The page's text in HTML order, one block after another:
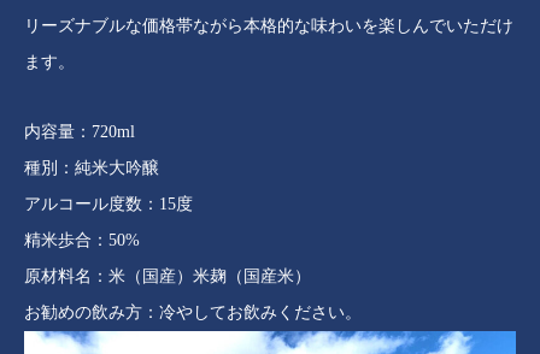
リーズナブルな価格帯ながら本格的な味わいを楽しんでいただけ
ます。
内容量：720ml
種別：純米大吟醸
アルコール度数：15度
精米歩合：50%
原材料名：米（国産）米麹（国産米）
お勧めの飲み方：冷やしてお飲みください。